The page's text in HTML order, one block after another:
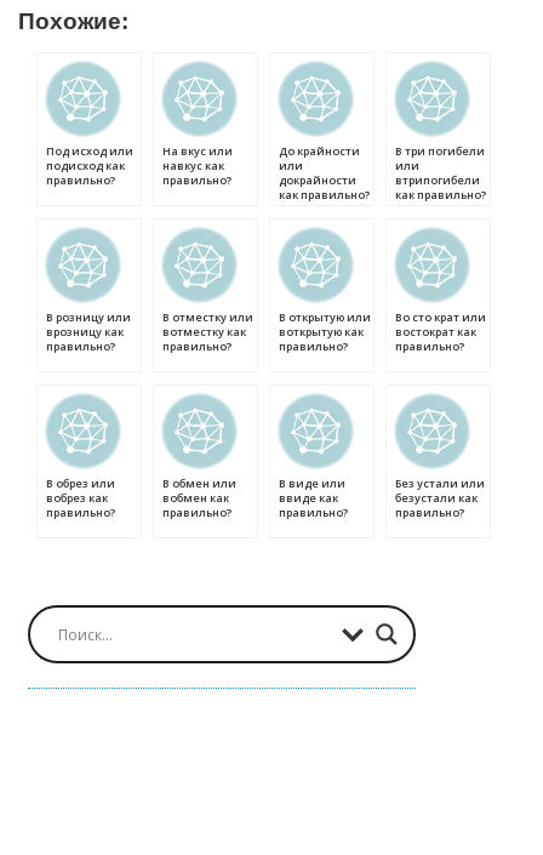
Похожие:
Под исход или
подисход как
правильно?
На вкус или
навкус как
правильно?
До крайности
или
докрайности
как правильно?
В три погибели
или
втрипогибели
как правильно?
В розницу или
врозницу как
правильно?
В отместку или
вотместку как
правильно?
В открытую или
воткрытую как
правильно?
Во сто крат или
востократ как
правильно?
В обрез или
вобрез как
правильно?
В обмен или
вобмен как
правильно?
В виде или
ввиде как
правильно?
Без устали или
безустали как
правильно?